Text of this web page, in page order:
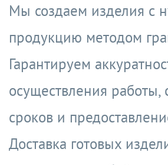
Мы создаем изделия с
продукцию методом
Гарантируем
осуществления работы,
сроков и
Доставка готовых